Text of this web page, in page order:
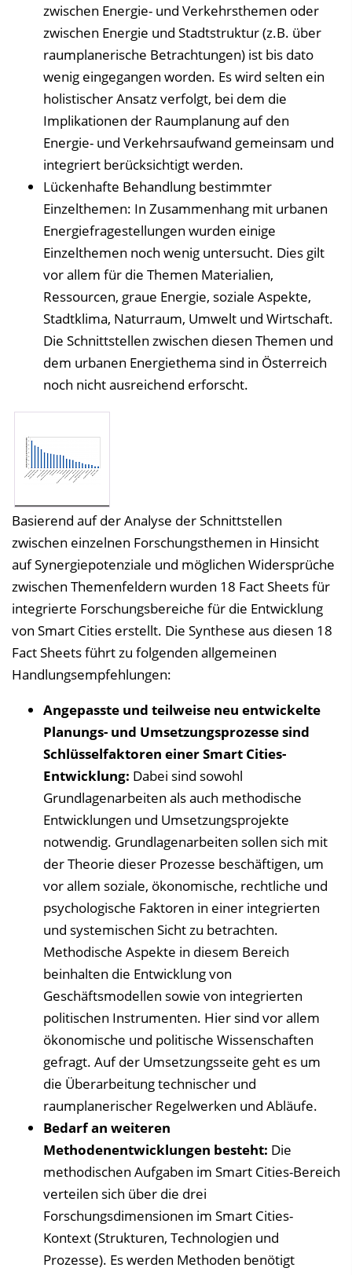
zwischen Energie- und Verkehrsthemen oder
zwischen Energie und Stadtstruktur (z.B. über
raumplanerische Betrachtungen) ist bis dato
wenig eingegangen worden. Es wird selten ein
holistischer Ansatz verfolgt, bei dem die
Implikationen der Raumplanung auf den
Energie- und Verkehrsaufwand gemeinsam und
integriert berücksichtigt werden.
Lückenhafte Behandlung bestimmter
Einzelthemen: In Zusammenhang mit urbanen
Energiefragestellungen wurden einige
Einzelthemen noch wenig untersucht. Dies gilt
vor allem für die Themen Materialien,
Ressourcen, graue Energie, soziale Aspekte,
Stadtklima, Naturraum, Umwelt und Wirtschaft.
Die Schnittstellen zwischen diesen Themen und
dem urbanen Energiethema sind in Österreich
noch nicht ausreichend erforscht.
Basierend auf der Analyse der Schnittstellen
zwischen einzelnen Forschungsthemen in Hinsicht
auf Synergiepotenziale und möglichen Widersprüche
zwischen Themenfeldern wurden 18 Fact Sheets für
integrierte Forschungsbereiche für die Entwicklung
von Smart Cities erstellt. Die Synthese aus diesen 18
Fact Sheets führt zu folgenden allgemeinen
Handlungsempfehlungen:
Angepasste und teilweise neu entwickelte
Planungs- und Umsetzungsprozesse sind
Schlüsselfaktoren einer Smart Cities-
Entwicklung: Dabei sind sowohl
Grundlagenarbeiten als auch methodische
Entwicklungen und Umsetzungsprojekte
notwendig. Grundlagenarbeiten sollen sich mit
der Theorie dieser Prozesse beschäftigen, um
vor allem soziale, ökonomische, rechtliche und
psychologische Faktoren in einer integrierten
und systemischen Sicht zu betrachten.
Methodische Aspekte in diesem Bereich
beinhalten die Entwicklung von
Geschäftsmodellen sowie von integrierten
politischen Instrumenten. Hier sind vor allem
ökonomische und politische Wissenschaften
gefragt. Auf der Umsetzungsseite geht es um
die Überarbeitung technischer und
raumplanerischer Regelwerken und Abläufe.
Bedarf an weiteren
Methodenentwicklungen besteht: Die
methodischen Aufgaben im Smart Cities-Bereich
verteilen sich über die drei
Forschungsdimensionen im Smart Cities-
Kontext (Strukturen, Technologien und
Prozesse). Es werden Methoden benötigt